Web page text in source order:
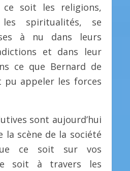
ce soit les religions,
spiritualités, se
à nu dans leurs
et dans leur
ce que Bernard de
pu appeler les forces
sont aujourd’hui
la scène de la société
ce soit sur vos
soit à travers les